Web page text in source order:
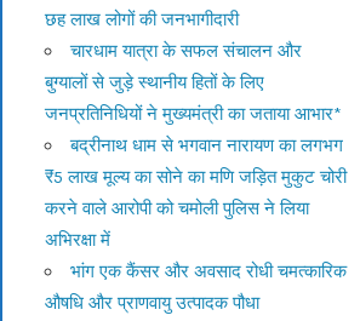
छह लाख लोगों की जनभागीदारी
चारधाम यात्रा के सफल संचालन और
बुग्यालों से जुड़े स्थानीय हितों के लिए
जनप्रतिनिधियों ने मुख्यमंत्री का जताया आभार*
बद्रीनाथ धाम से भगवान नारायण का लगभग
₹5 लाख मूल्य का सोने का मणि जड़ित मुकुट चोरी
करने वाले आरोपी को चमोली पुलिस ने लिया
अभिरक्षा में
भांग एक कैंसर और अवसाद रोधी चमत्कारिक
औषधि और प्राणवायु उत्पादक पौधा